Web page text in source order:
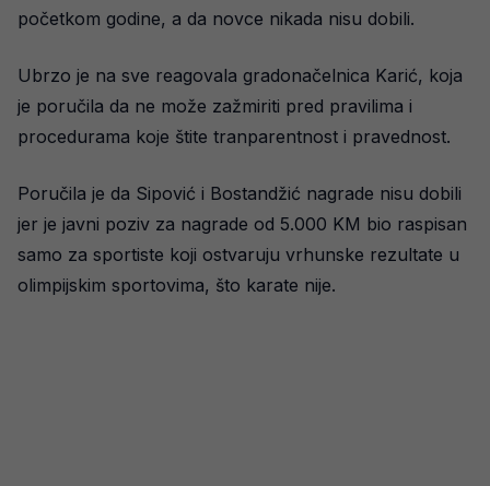
početkom godine, a da novce nikada nisu dobili.
Ubrzo je na sve reagovala gradonačelnica Karić, koja
je poručila da ne može zažmiriti pred pravilima i
procedurama koje štite tranparentnost i pravednost.
Poručila je da Sipović i Bostandžić nagrade nisu dobili
jer je javni poziv za nagrade od 5.000 KM bio raspisan
samo za sportiste koji ostvaruju vrhunske rezultate u
olimpijskim sportovima, što karate nije.